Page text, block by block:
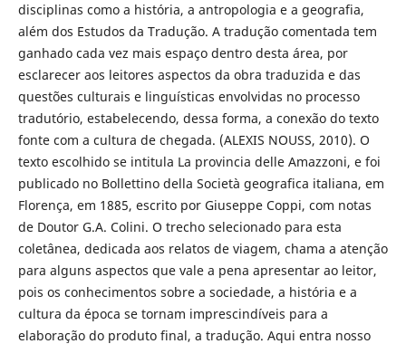
disciplinas como a história, a antropologia e a geografia,
além dos Estudos da Tradução. A tradução comentada tem
ganhado cada vez mais espaço dentro desta área, por
esclarecer aos leitores aspectos da obra traduzida e das
questões culturais e linguísticas envolvidas no processo
tradutório, estabelecendo, dessa forma, a conexão do texto
fonte com a cultura de chegada. (ALEXIS NOUSS, 2010). O
texto escolhido se intitula La provincia delle Amazzoni, e foi
publicado no Bollettino della Società geografica italiana, em
Florença, em 1885, escrito por Giuseppe Coppi, com notas
de Doutor G.A. Colini. O trecho selecionado para esta
coletânea, dedicada aos relatos de viagem, chama a atenção
para alguns aspectos que vale a pena apresentar ao leitor,
pois os conhecimentos sobre a sociedade, a história e a
cultura da época se tornam imprescindíveis para a
elaboração do produto final, a tradução. Aqui entra nosso